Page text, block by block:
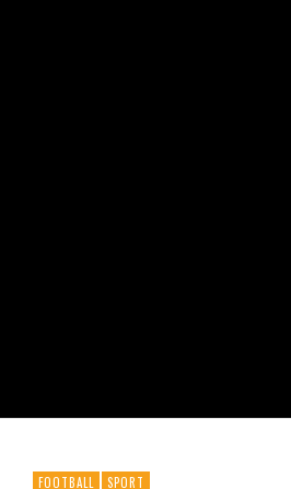
FOOTBALL SPORT